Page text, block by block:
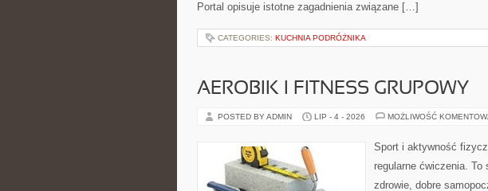
Portal opisuje istotne zagadnienia związane […]
CATEGORIES: KUCHNIA PODRÓŻNIKA
AEROBIK I FITNESS GRUPOWY
POSTED BY ADMIN LIP - 4 - 2026 MOŻLIWOŚĆ
Sport i aktywność
regularne ćwiczenia.
zdrowie, dobre